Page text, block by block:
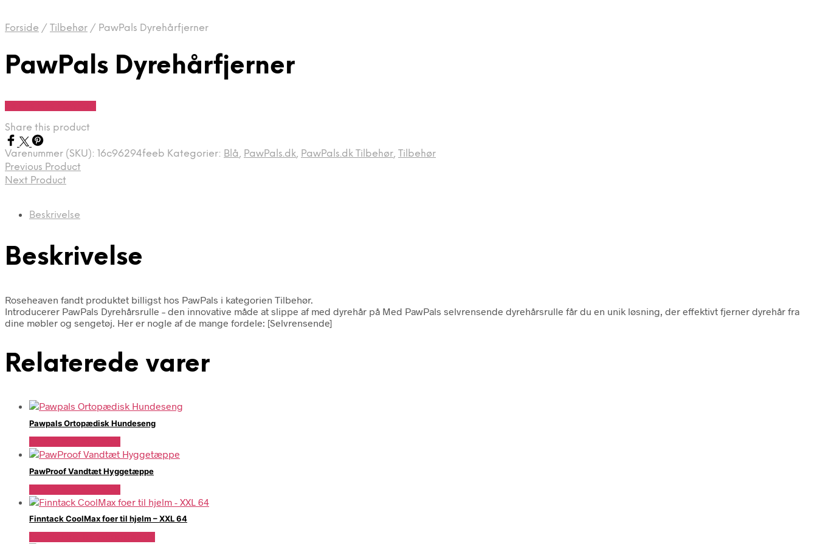
Forside / Tilbehør / PawPals Dyrehårfjerner
PawPals Dyrehårfjerner
Share this product
Varenummer (SKU): 16c96294feeb Kategorier: Blå, PawPals.dk, PawPals.dk Tilbehør, Tilbehør
Previous Product
Next Product
Beskrivelse
Beskrivelse
Roseheaven fandt produktet billigst hos PawPals i kategorien Tilbehør.
Introducerer PawPals Dyrehårsrulle – den innovative måde at slippe af med dyrehår på Med PawPals selvrensende dyrehårsrulle får du en unik løsning, der effektivt fjerner dyrehår fra
dine møbler og sengetøj. Her er nogle af de mange fordele: [Selvrensende]
Relaterede varer
Pawpals Ortopædisk Hundeseng
PawProof Vandtæt Hyggetæppe
Finntack CoolMax foer til hjelm – XXL 64